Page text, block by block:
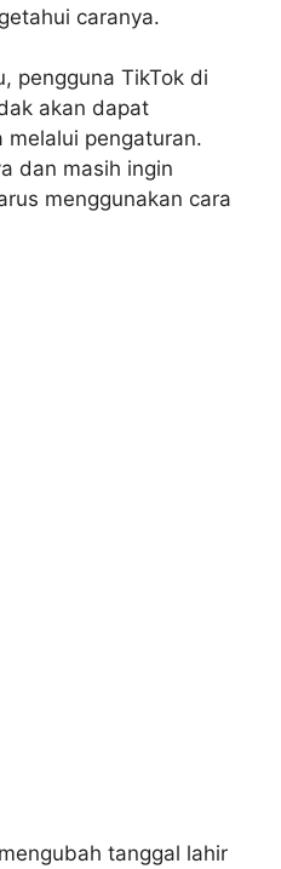
caranya.
pengguna TikTok di
akan dapat
melalui pengaturan.
dan masih ingin
menggunakan cara
tanggal lahir